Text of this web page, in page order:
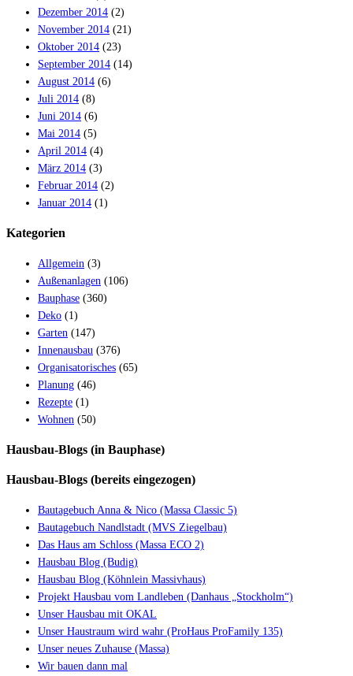
Dezember 2014 (2)
November 2014 (21)
Oktober 2014 (23)
September 2014 (14)
August 2014 (6)
Juli 2014 (8)
Juni 2014 (6)
Mai 2014 (5)
April 2014 (4)
März 2014 (3)
Februar 2014 (2)
Januar 2014 (1)
Kategorien
Allgemein (3)
Außenanlagen (106)
Bauphase (360)
Deko (1)
Garten (147)
Innenausbau (376)
Organisatorisches (65)
Planung (46)
Rezepte (1)
Wohnen (50)
Hausbau-Blogs (in Bauphase)
Hausbau-Blogs (bereits eingezogen)
Bautagebuch Anna & Nico (Massa Classic 5)
Bautagebuch Nandlstadt (MVS Ziegelbau)
Das Haus am Schloss (Massa ECO 2)
Hausbau Blog (Budig)
Hausbau Blog (Köhnlein Massivhaus)
Projekt Hausbau vom Landleben (Danhaus „Stockholm“)
Unser Hausbau mit OKAL
Unser Haustraum wird wahr (ProHaus ProFamily 135)
Unser neues Zuhause (Massa)
Wir bauen dann mal